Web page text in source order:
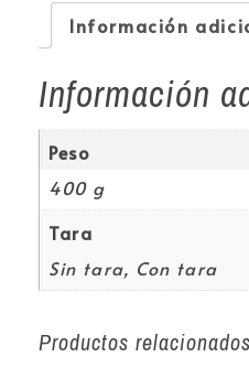
Información
Información
Peso
400 g
Tara
Sin tara, Con tara
Productos relacionados